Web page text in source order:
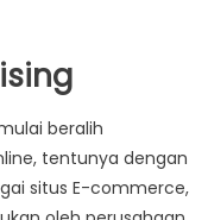
beralih
tentunya dengan
situs E-commerce,